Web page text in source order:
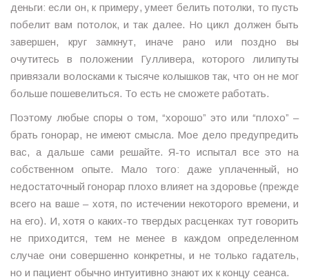
деньги: если он, к примеру, умеет белить потолки, то пусть
побелит вам потолок, и так далее. Но цикл должен быть
завершен, круг замкнут, иначе рано или поздно вы
очутитесь в положении Гулливера, которого лилипуты
привязали волосками к тысяче колышков так, что он не мог
больше пошевелиться. То есть не сможете работать.
Поэтому любые споры о том, “хорошо” это или “плохо” –
брать гонорар, не имеют смысла. Мое дело предупредить
вас, а дальше сами решайте. Я-то испытал все это на
собственном опыте. Мало того: даже уплаченный, но
недостаточный гонорар плохо влияет на здоровье (прежде
всего на ваше – хотя, по истечении некоторого времени, и
на его). И, хотя о каких-то твердых расценках тут говорить
не приходится, тем не менее в каждом определенном
случае они совершенно конкретны, и не только гадатель,
но и пациент обычно интуитивно знают их к концу сеанса.